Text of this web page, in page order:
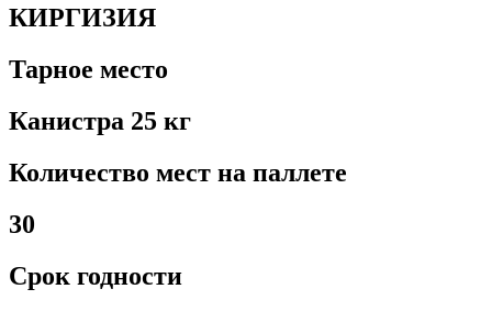
КИРГИЗИЯ
Тарное место
Канистра 25 кг
Количество мест на паллете
30
Срок годности